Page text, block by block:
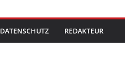
DATENSCHUTZ REDAKTEUR